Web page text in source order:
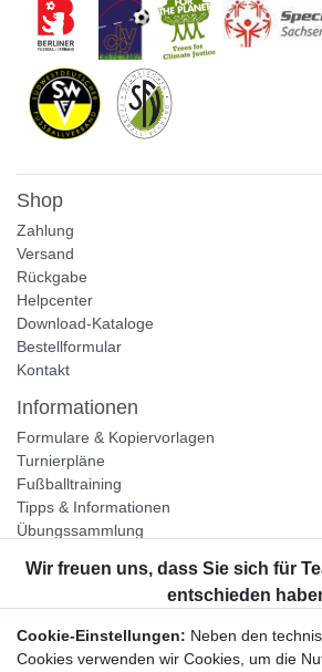
Shop
Zahlung
Versand
Rückgabe
Helpcenter
Download-Kataloge
Bestellformular
Kontakt
Informationen
Formulare & Kopiervorlagen
Turnierpläne
Fußballtraining
Tipps & Informationen
Übungssammlung
Unternehmen
Widerrufsrecht
Cookie-Einstellungen: Neben den
Cookies verwenden wir Cookies, um die